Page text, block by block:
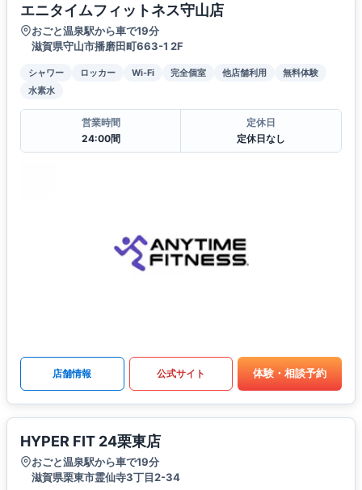
エニタイムフィットネス守山店
おごと温泉駅から車で19分
滋賀県守山市播磨田町663-1 2F
シャワー ロッカー Wi-Fi 完全個室 他店舗利用
無料体験
水素水
営業時間
24:00間
定休日
定休日なし
店舗情報 公式サイト 体験・相談予約
HYPER FIT 24栗東店
おごと温泉駅から車で19分
滋賀県栗東市霊仙寺3丁目2-34